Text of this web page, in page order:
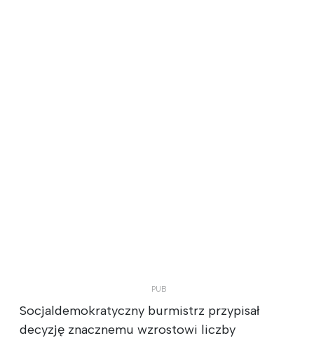
Socjaldemokratyczny burmistrz przypisał
decyzję znacznemu wzrostowi liczby